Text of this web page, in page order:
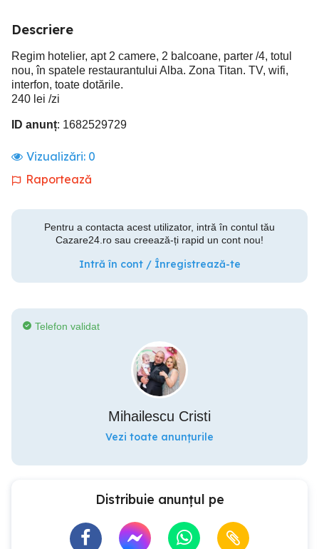
Descriere
Regim hotelier, apt 2 camere, 2 balcoane, parter /4, totul
nou, în spatele restaurantului Alba. Zona Titan. TV, wifi,
interfon, toate dotările.
240 lei /zi
ID anunț: 1682529729
Vizualizări: 0
Raportează
Pentru a contacta acest utilizator, intră în contul tău
Cazare24.ro sau creează-ți rapid un cont nou!
Intră în cont / Înregistrează-te
Telefon validat
Mihailescu Cristi
Vezi toate anunțurile
Distribuie anunțul pe